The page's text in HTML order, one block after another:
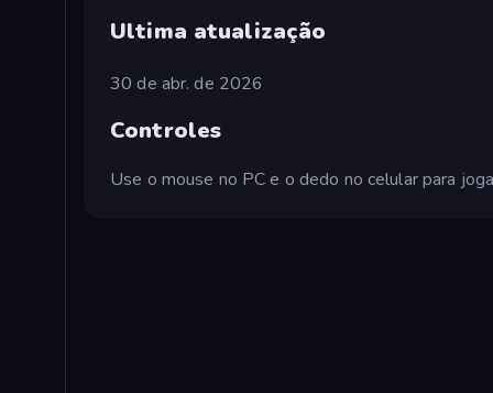
Ultima atualização
30 de abr. de 2026
Controles
Use o mouse no PC e o dedo no celular para